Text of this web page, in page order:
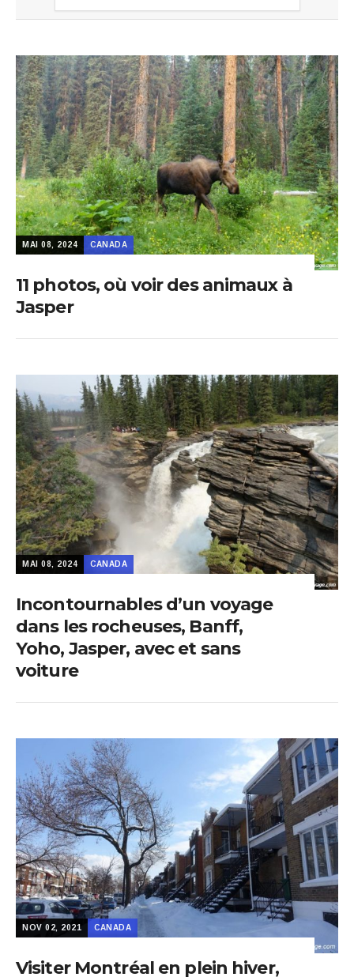
MAI 08, 2024 CANADA
11 photos, où voir des animaux à
Jasper
MAI 08, 2024 CANADA
Incontournables d’un voyage
dans les rocheuses, Banff,
Yoho, Jasper, avec et sans
voiture
NOV 02, 2021 CANADA
Visiter Montréal en plein hiver,